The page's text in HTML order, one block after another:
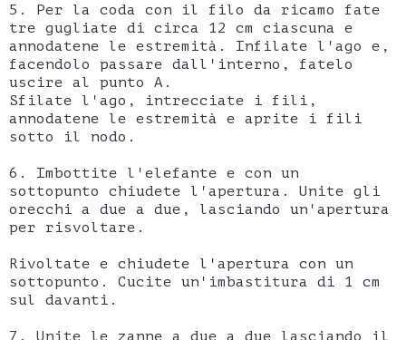
5. Per la coda con il filo da ricamo fate
tre gugliate di circa 12 cm ciascuna e
annodatene le estremità. Infilate l'ago e,
facendolo passare dall'interno, fatelo
uscire al punto A.
Sfilate l'ago, intrecciate i fili,
annodatene le estremità e aprite i fili
sotto il nodo.
6. Imbottite l'elefante e con un
sottopunto chiudete l'apertura. Unite gli
orecchi a due a due, lasciando un'apertura
per risvoltare.
Rivoltate e chiudete l'apertura con un
sottopunto. Cucite un'imbastitura di 1 cm
sul davanti.
7. Unite le zanne a due a due lasciando il